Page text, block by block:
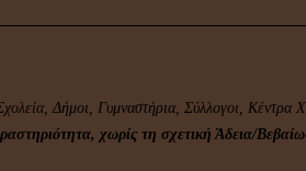
Δήμοι, Γυμναστήρια, Σύλλογοι, Κέντρα
χωρίς τη σχετική Άδεια/